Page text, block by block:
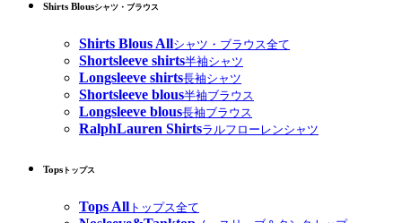
Shirts Blousシャツ・ブラウス
Shirts Blous Allシャツ・ブラウス全て
Shortsleeve shirts半袖シャツ
Longsleeve shirts長袖シャツ
Shortsleeve blous半袖ブラウス
Longsleeve blous長袖ブラウス
RalphLauren Shirtsラルフローレンシャツ
Tops トップス
Tops All トップス全て